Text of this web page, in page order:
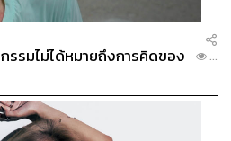
รมไม่ได้หมายถึงการคิดของ
...